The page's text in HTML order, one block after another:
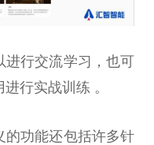
进行交流学习，也可
行实战训练 。
的功能还包括许多针